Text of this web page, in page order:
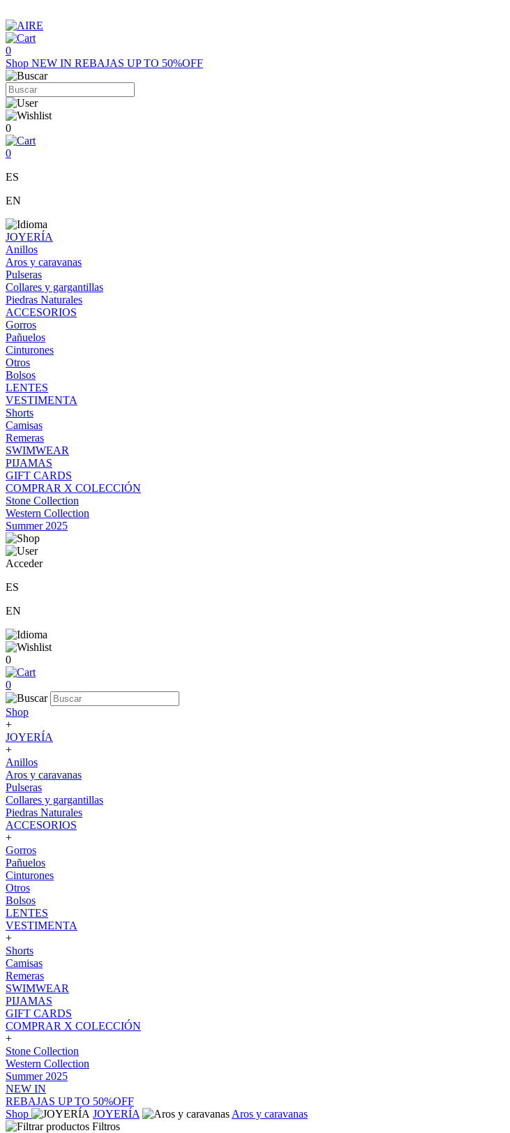
0
Shop NEW IN REBAJAS UP TO 50%OFF
0
0
ES
EN
JOYERÍA
Anillos
Aros y caravanas
Pulseras
Collares y gargantillas
Piedras Naturales
ACCESORIOS
Gorros
Pañuelos
Cinturones
Otros
Bolsos
LENTES
VESTIMENTA
Shorts
Camisas
Remeras
SWIMWEAR
PIJAMAS
GIFT CARDS
COMPRAR X COLECCIÓN
Stone Collection
Western Collection
Summer 2025
Acceder
ES
EN
0
0
Shop
+
JOYERÍA
+
Anillos
Aros y caravanas
Pulseras
Collares y gargantillas
Piedras Naturales
ACCESORIOS
+
Gorros
Pañuelos
Cinturones
Otros
Bolsos
LENTES
VESTIMENTA
+
Shorts
Camisas
Remeras
SWIMWEAR
PIJAMAS
GIFT CARDS
COMPRAR X COLECCIÓN
+
Stone Collection
Western Collection
Summer 2025
NEW IN
REBAJAS UP TO 50%OFF
Shop
JOYERÍA
Aros y caravanas
Filtros